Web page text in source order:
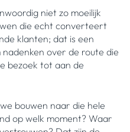
niet zo moeilijk
die echt converteert
klanten; dat is een
over de route die
bezoek tot aan de
bouwen naar die hele
op welk moment? Waar